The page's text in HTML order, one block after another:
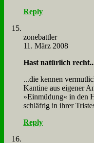
Reply
zone­batt­ler
11. März 2008
Hast na­tür­lich
...die ken­nen
Kan­ti­ne aus ei­ge­ner
»Ein­mü­dung« in den
schläf­rig in ih­rer
Reply